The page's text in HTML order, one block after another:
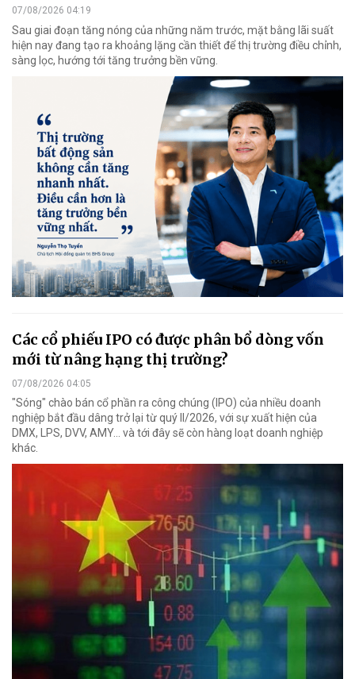
07/08/2026 04:19
Sau giai đoạn tăng nóng của những năm trước, mặt bằng lãi suất
hiện nay đang tạo ra khoảng lặng cần thiết để thị trường điều chỉnh,
sàng lọc, hướng tới tăng trưởng bền vững.
Các cổ phiếu IPO có được phân bổ dòng vốn
mới từ nâng hạng thị trường?
07/08/2026 04:05
"Sóng" chào bán cổ phần ra công chúng (IPO) của nhiều doanh
nghiệp bắt đầu dâng trở lại từ quý II/2026, với sự xuất hiện của
DMX, LPS, DVV, AMY... và tới đây sẽ còn hàng loạt doanh nghiệp
khác.